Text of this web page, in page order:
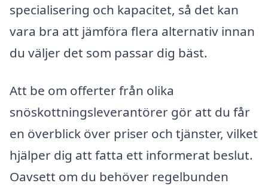
specialisering och kapacitet, så det kan
vara bra att jämföra flera alternativ innan
du väljer det som passar dig bäst.
Att be om offerter från olika
snöskottningsleverantörer gör att du får
en överblick över priser och tjänster, vilket
hjälper dig att fatta ett informerat beslut.
Oavsett om du behöver regelbunden